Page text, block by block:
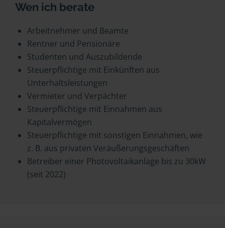
Wen ich berate
Arbeitnehmer und Beamte
Rentner und Pensionäre
Studenten und Auszubildende
Steuerpflichtige mit Einkünften aus
Unterhaltsleistungen
Vermieter und Verpächter
Steuerpflichtige mit Einnahmen aus
Kapitalvermögen
Steuerpflichtige mit sonstigen Einnahmen, wie
z. B. aus privaten Veräußerungsgeschäften
Betreiber einer Photovoltaikanlage bis zu 30kW
(seit 2022)